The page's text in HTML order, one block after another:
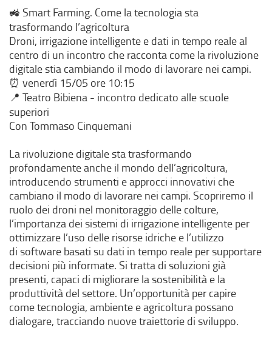
🚜 Smart Farming. Come la tecnologia sta
trasformando l’agricoltura
Droni, irrigazione intelligente e dati in tempo reale al
centro di un incontro che racconta come la rivoluzione
digitale stia cambiando il modo di lavorare nei campi.
⏰ venerdì 15/05 ore 10:15
📍 Teatro Bibiena - incontro dedicato alle scuole
superiori
Con Tommaso Cinquemani
La rivoluzione digitale sta trasformando
profondamente anche il mondo dell’agricoltura,
introducendo strumenti e approcci innovativi che
cambiano il modo di lavorare nei campi. Scopriremo il
ruolo dei droni nel monitoraggio delle colture,
l’importanza dei sistemi di irrigazione intelligente per
ottimizzare l’uso delle risorse idriche e l’utilizzo
di software basati su dati in tempo reale per supportare
decisioni più informate. Si tratta di soluzioni già
presenti, capaci di migliorare la sostenibilità e la
produttività del settore. Un’opportunità per capire
come tecnologia, ambiente e agricoltura possano
dialogare, tracciando nuove traiettorie di sviluppo.